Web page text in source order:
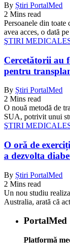
By Știri PortalMed
2 Mins read
Persoanele din
avea acces, o dată
ŞTIRI MEDICALE
Cercetătorii au
pentru
By Știri PortalMed
2 Mins read
O nouă metodă de
SUA, potrivit unui
ŞTIRI MEDICALE
O oră de
a dezvolta
By Știri PortalMed
2 Mins read
Un nou studiu
Australia, arată că
PortalMed
Platformă